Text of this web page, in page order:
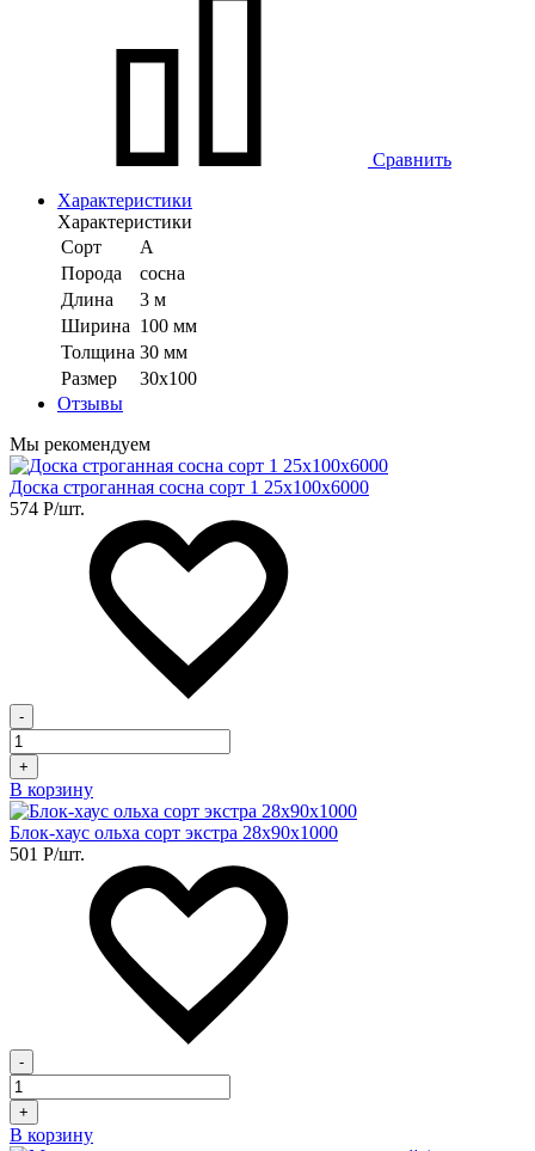
Сравнить
Характеристики
Характеристики
Сорт
А
Порода
сосна
Длина
3 м
Ширина 100 мм
Толщина 30 мм
Размер
30х100
Отзывы
Мы рекомендуем
Доска строганная сосна сорт 1 25х100х6000
574 Р/шт.
-
+
В корзину
Блок-хаус ольха сорт экстра 28х90х1000
501 Р/шт.
-
+
В корзину